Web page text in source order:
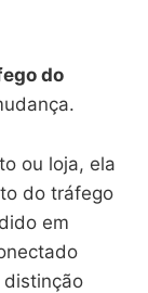
do
ou loja, ela
do tráfego
em
distinção